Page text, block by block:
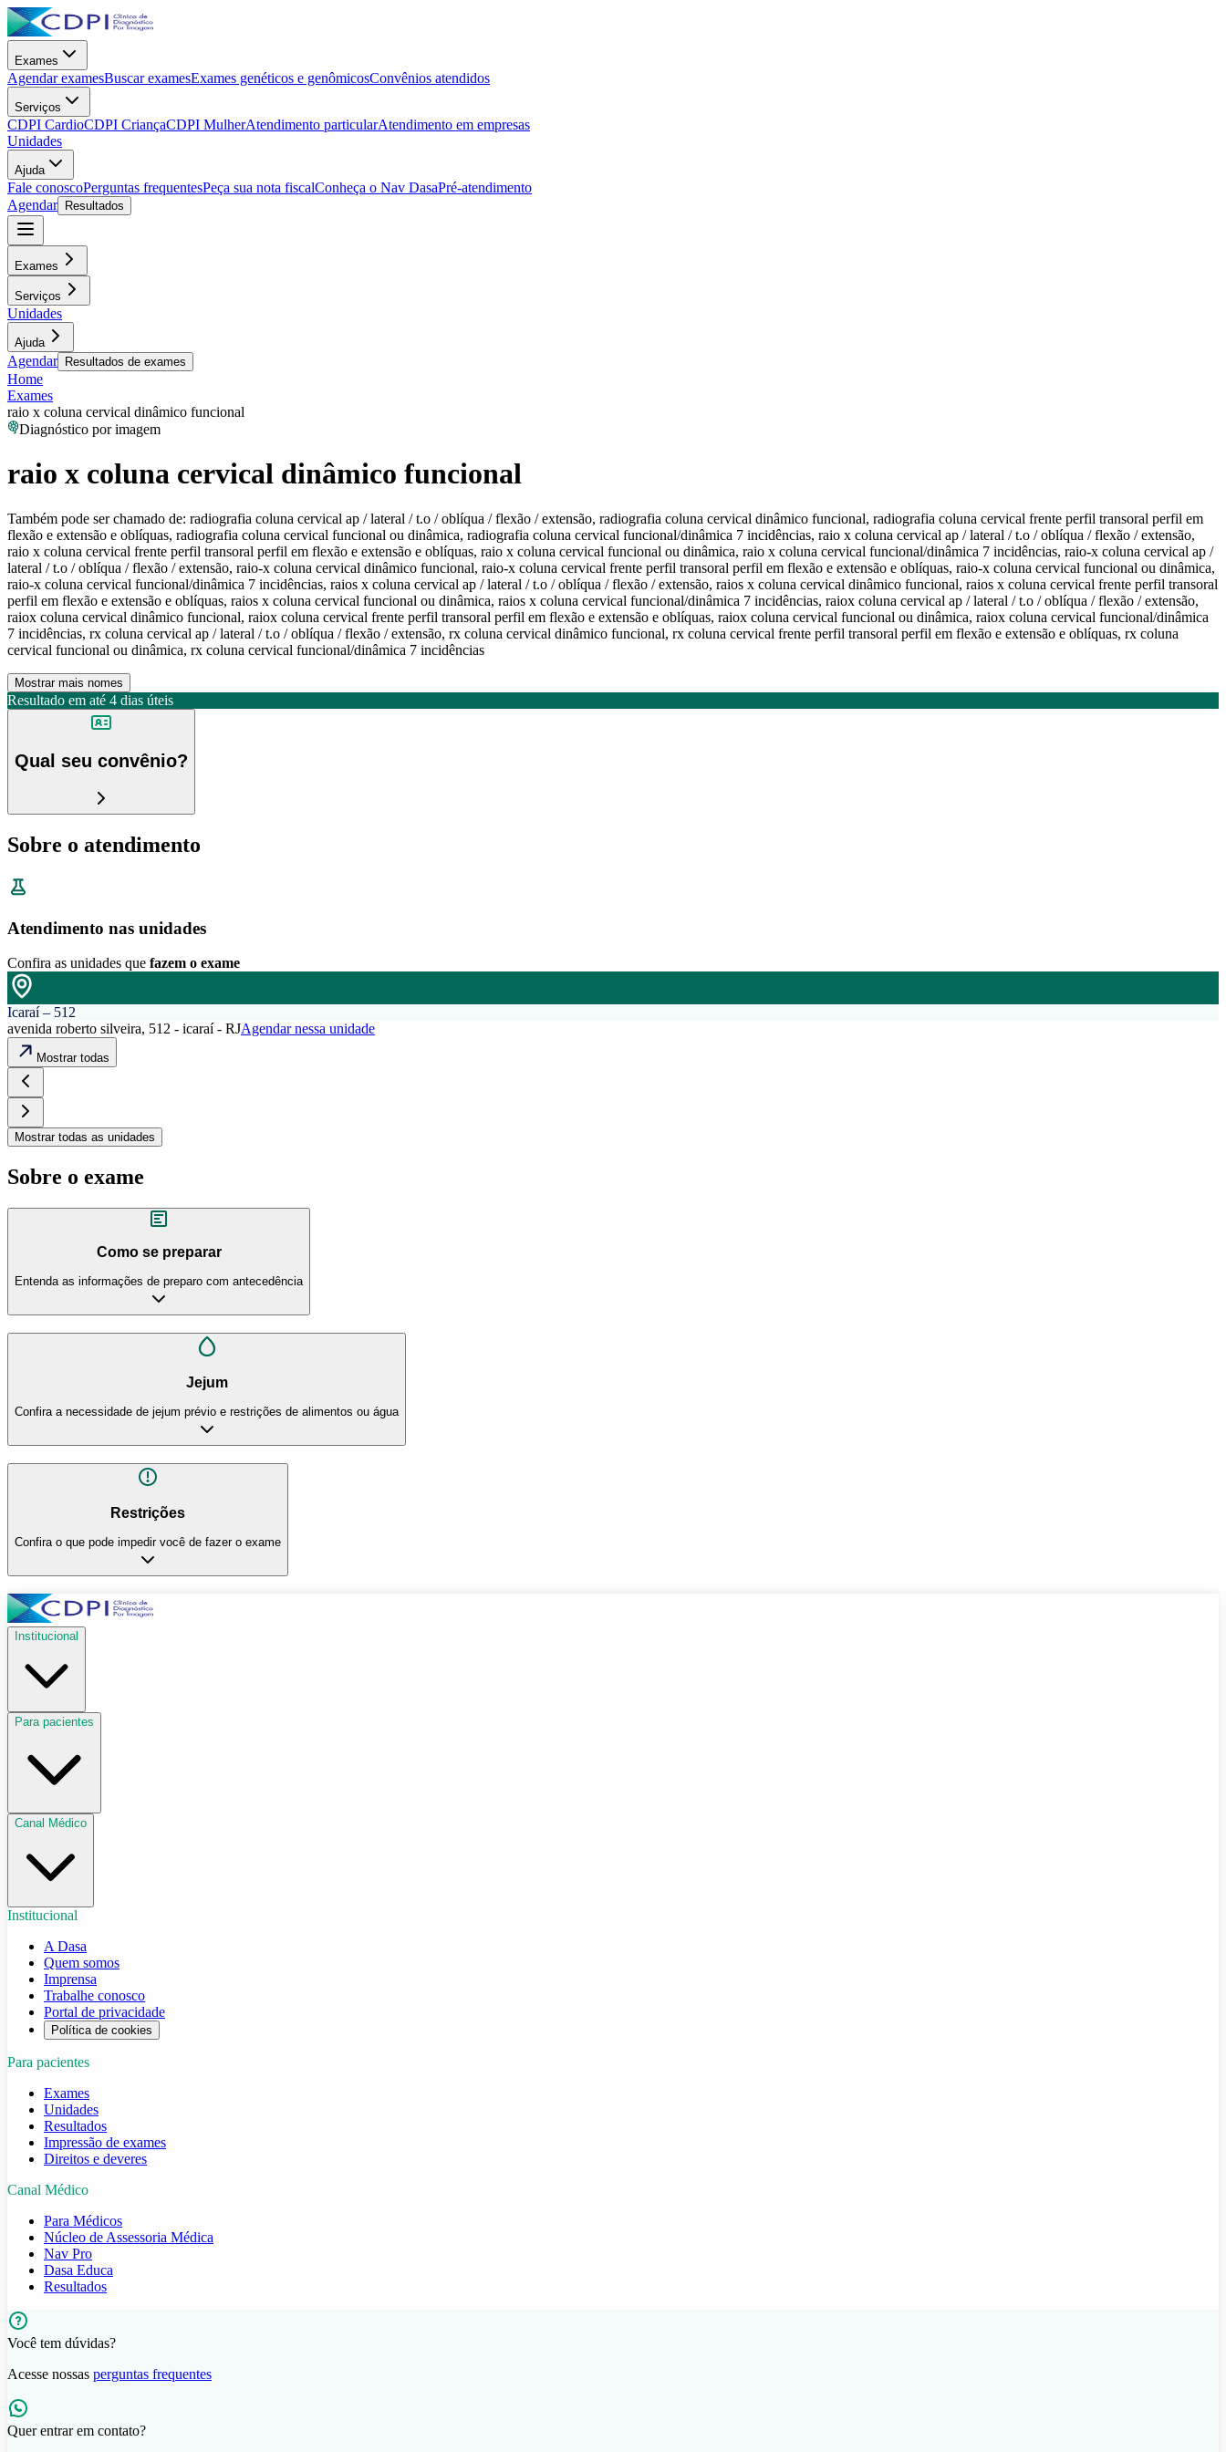
Exames
Agendar examesBuscar examesExames genéticos e genômicosConvênios atendidos
Serviços
CDPI CardioCDPI CriançaCDPI MulherAtendimento particularAtendimento em empresas
Unidades
Ajuda
Fale conoscoPerguntas frequentesPeça sua nota fiscalConheça o Nav DasaPré-atendimento
Agendar
Resultados
Exames
Serviços
Unidades
Ajuda
Agendar Resultados de exames
Home
Exames
raio x coluna cervical dinâmico funcional
Diagnóstico por imagem
raio x coluna cervical dinâmico funcional
Também pode ser chamado de: radiografia coluna cervical ap / lateral / t.o / oblíqua / flexão / extensão, radiografia coluna cervical dinâmico funcional, radiografia coluna cervical frente perfil transoral perfil em
flexão e extensão e oblíquas, radiografia coluna cervical funcional ou dinâmica, radiografia coluna cervical funcional/dinâmica 7 incidências, raio x coluna cervical ap / lateral / t.o / oblíqua / flexão / extensão,
raio x coluna cervical frente perfil transoral perfil em flexão e extensão e oblíquas, raio x coluna cervical funcional ou dinâmica, raio x coluna cervical funcional/dinâmica 7 incidências, raio-x coluna cervical ap /
lateral / t.o / oblíqua / flexão / extensão, raio-x coluna cervical dinâmico funcional, raio-x coluna cervical frente perfil transoral perfil em flexão e extensão e oblíquas, raio-x coluna cervical funcional ou dinâmica,
raio-x coluna cervical funcional/dinâmica 7 incidências, raios x coluna cervical ap / lateral / t.o / oblíqua / flexão / extensão, raios x coluna cervical dinâmico funcional, raios x coluna cervical frente perfil transoral
perfil em flexão e extensão e oblíquas, raios x coluna cervical funcional ou dinâmica, raios x coluna cervical funcional/dinâmica 7 incidências, raiox coluna cervical ap / lateral / t.o / oblíqua / flexão / extensão,
raiox coluna cervical dinâmico funcional, raiox coluna cervical frente perfil transoral perfil em flexão e extensão e oblíquas, raiox coluna cervical funcional ou dinâmica, raiox coluna cervical funcional/dinâmica
7 incidências, rx coluna cervical ap / lateral / t.o / oblíqua / flexão / extensão, rx coluna cervical dinâmico funcional, rx coluna cervical frente perfil transoral perfil em flexão e extensão e oblíquas, rx coluna
cervical funcional ou dinâmica, rx coluna cervical funcional/dinâmica 7 incidências
Mostrar mais nomes
Resultado em até 4 dias úteis
Qual seu convênio?
Sobre o atendimento
Atendimento nas unidades
Confira as unidades que fazem o exame
Icaraí – 512
avenida roberto silveira, 512 - icaraí - RJAgendar nessa unidade
Mostrar todas
Mostrar todas as unidades
Sobre o exame
Como se preparar
Entenda as informações de preparo com antecedência
Jejum
Confira a necessidade de jejum prévio e restrições de alimentos ou água
Restrições
Confira o que pode impedir você de fazer o exame
Institucional
Para pacientes
Canal Médico
Institucional
A Dasa
Quem somos
Imprensa
Trabalhe conosco
Portal de privacidade
Política de cookies
Para pacientes
Exames
Unidades
Resultados
Impressão de exames
Direitos e deveres
Canal Médico
Para Médicos
Núcleo de Assessoria Médica
Nav Pro
Dasa Educa
Resultados
Você tem dúvidas?
Acesse nossas perguntas frequentes
Quer entrar em contato?